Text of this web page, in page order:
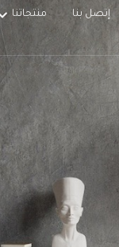
إتصل بنا منتجاتنا